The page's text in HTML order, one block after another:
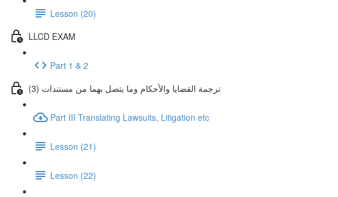
Lesson (20)
LLCD EXAM
Part 1 & 2
(3) ترجمة القضايا والأحكام وما يتصل بهما من مستندات
Part III Translating Lawsuits, Litigation etc
Lesson (21)
Lesson (22)